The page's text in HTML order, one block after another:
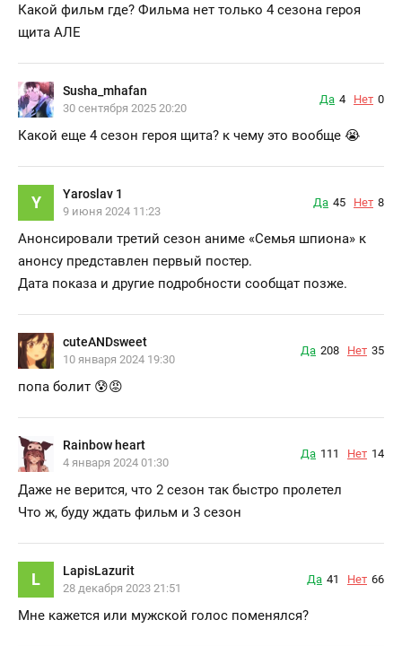
Какой фильм где? Фильма нет только 4 сезона героя
щита АЛЕ
Susha_mhafan
30 сентября 2025 20:20
Да 4 Нет 0
Какой еще 4 сезон героя щита? к чему это вообще 😭
Y Yaroslav 1
9 июня 2024 11:23
Да 45 Нет 8
Анонсировали третий сезон аниме «Семья шпиона» к
анонсу представлен первый постер.
Дата показа и другие подробности сообщат позже.
cuteANDsweet
10 января 2024 19:30
Да 208 Нет 35
попа болит 😰😡
Rainbow heart
4 января 2024 01:30
Да 111 Нет 14
Даже не верится, что 2 сезон так быстро пролетел
Что ж, буду ждать фильм и 3 сезон
L LapisLazurit
28 декабря 2023 21:51
Да 41 Нет 66
Мне кажется или мужской голос поменялся?